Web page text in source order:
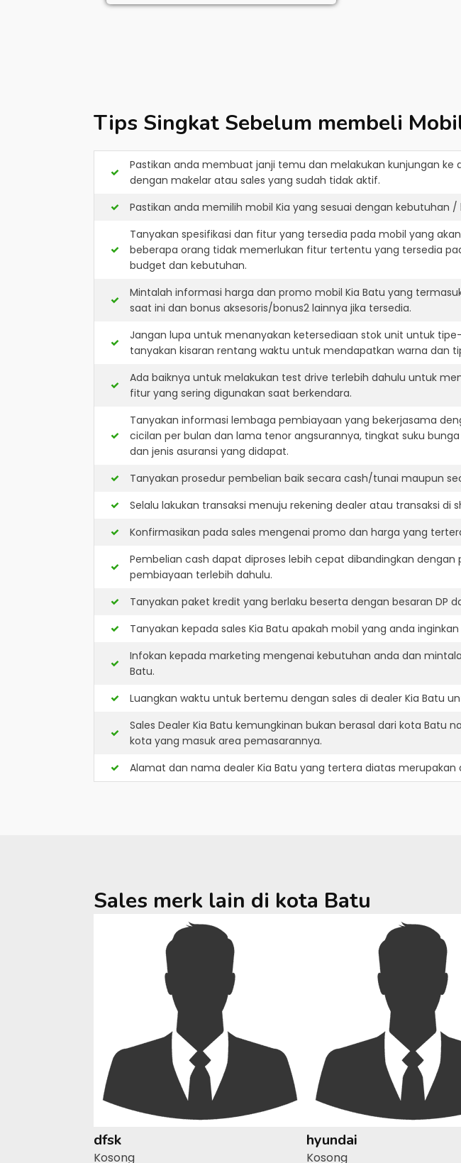
Tips Singkat Sebelum membeli
Pastikan anda membuat janji temu dan melakukan kunjungan ke
dengan makelar atau sales yang sudah tidak aktif.
Pastikan anda memilih mobil Kia yang sesuai dengan kebutuhan
Tanyakan spesifikasi dan fitur yang tersedia pada mobil yang
beberapa orang tidak memerlukan fitur tertentu yang tersedia
budget dan kebutuhan.
Mintalah informasi harga dan promo mobil Kia Batu yang
saat ini dan bonus aksesoris/bonus2 lainnya jika tersedia.
Jangan lupa untuk menanyakan ketersediaan stok unit untuk
tanyakan kisaran rentang waktu untuk mendapatkan warna dan
Ada baiknya untuk melakukan test drive terlebih dahulu untuk
fitur yang sering digunakan saat berkendara.
Tanyakan informasi lembaga pembiayaan yang bekerjasama
cicilan per bulan dan lama tenor angsurannya, tingkat suku
dan jenis asuransi yang didapat.
Tanyakan prosedur pembelian baik secara cash/tunai maupun
Selalu lakukan transaksi menuju rekening dealer atau transaksi
Konfirmasikan pada sales mengenai promo dan harga yang
Pembelian cash dapat diproses lebih cepat dibandingkan
pembiayaan terlebih dahulu.
Tanyakan paket kredit yang berlaku beserta dengan besaran DP
Tanyakan kepada sales Kia Batu apakah mobil yang anda
Infokan kepada marketing mengenai kebutuhan anda dan
Batu.
Luangkan waktu untuk bertemu dengan sales di dealer Kia Batu
Sales Dealer Kia Batu kemungkinan bukan berasal dari kota
kota yang masuk area pemasarannya.
Alamat dan nama dealer Kia Batu yang tertera diatas merupakan
Sales merk lain di kota Batu
dfsk
Kosong
hyundai
Kosong